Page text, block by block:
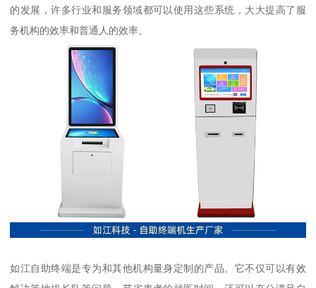
的发展，许多行业和服务领域都可以使用这些系统，大大提高了服
务机构的效率和普通人的效率。
如江自助终端是专为和其他机构量身定制的产品。它不仅可以有效